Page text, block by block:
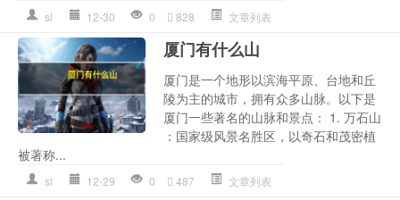
sl 12-30 0 828 文章列表
厦门有什么山
厦门是一个地形以滨海平原、台地和丘
陵为主的城市，拥有众多山脉。以下是
厦门一些著名的山脉和景点： 1. 万石山
：国家级风景名胜区，以奇石和茂密植
被著称...
sl 12-29 0 487 文章列表